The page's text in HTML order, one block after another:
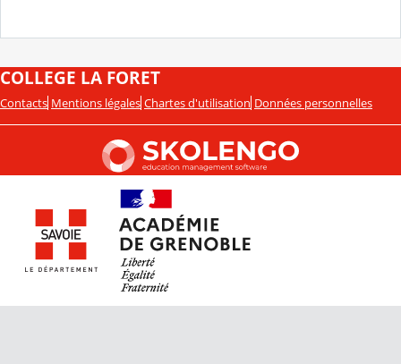
COLLEGE LA FORET
Contacts Mentions légales Chartes d'utilisation Données personnelles